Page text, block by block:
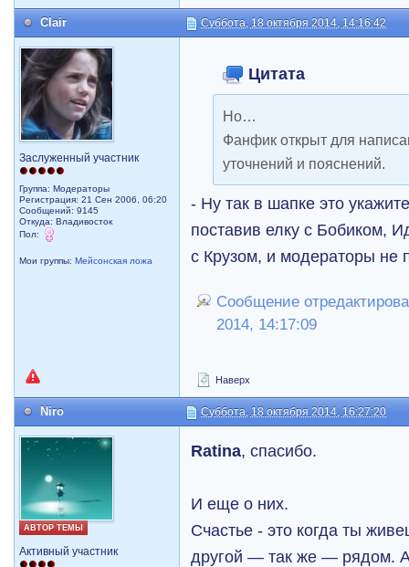
Clair Суббота, 18 октября 2014, 14:16:42
Заслуженный участник
Группа: Модераторы
Регистрация: 21 Сен 2006, 06:20
Сообщений: 9145
Откуда: Владивосток
Пол:
Мои группы:Мейсонская ложа
Цитата
Но…
Фанфик открыт для
уточнений и пояснений.
- Ну так в шапке это
поставив елку с Бобиком,
с Крузом, и модераторы не
Сообщение
2014, 14:17:09
Наверх
Niro Суббота, 18 октября 2014, 16:27:20
АВТОР ТЕМЫ
Активный участник
Ratina, спасибо.
И еще о них.
Счастье - это когда ты
другой — так же — рядом.